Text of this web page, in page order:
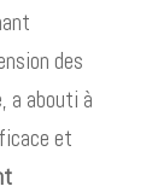
des
a abouti à
et